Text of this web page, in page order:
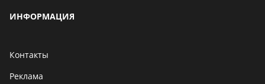
ИНФОРМАЦИЯ
Контакты
Реклама